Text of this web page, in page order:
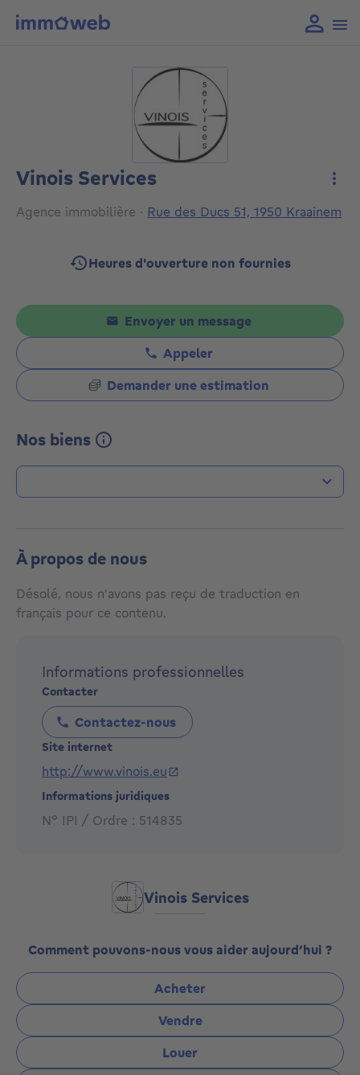
Vinois Services
Agence immobilière · Rue des Ducs 51, 1950 Kraainem
Heures d'ouverture non fournies
Envoyer un message
Appeler
Demander une estimation
Nos biens
Type de transaction
À propos de nous
Désolé, nous n'avons pas reçu de traduction en
français pour ce contenu.
Informations professionnelles
Contacter
Contactez-nous
Site internet
http://www.vinois.eu
Informations juridiques
N° IPI / Ordre : 514835
Vinois Services
Comment pouvons-nous vous aider aujourd’hui ?
Acheter
Vendre
Louer